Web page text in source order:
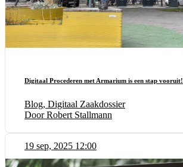
Digitaal Procederen met Armarium is een stap vooruit!
Blog, Digitaal Zaakdossier
Door Robert Stallmann
19 sep, 2025 12:00